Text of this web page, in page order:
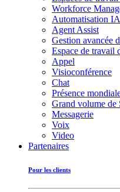
Workforce
Automatisation IA
Agent Assist
Gestion avancée
Espace de travail
Appel
Visioconférence
Chat
Présence
Grand volume de
Messagerie
Voix
Video
Partenaires
Pour les clients